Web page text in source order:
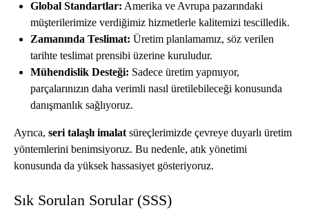
Global Standartlar: Amerika ve Avrupa pazarındaki
müşterilerimize verdiğimiz hizmetlerle kalitemizi tescilledik.
Zamanında Teslimat: Üretim planlamamız, söz verilen
tarihte teslimat prensibi üzerine kuruludur.
Mühendislik Desteği: Sadece üretim yapmıyor,
parçalarınızın daha verimli nasıl üretilebileceği konusunda
danışmanlık sağlıyoruz.
Ayrıca, seri talaşlı imalat süreçlerimizde çevreye duyarlı üretim
yöntemlerini benimsiyoruz. Bu nedenle, atık yönetimi
konusunda da yüksek hassasiyet gösteriyoruz.
Sık Sorulan Sorular (SSS)